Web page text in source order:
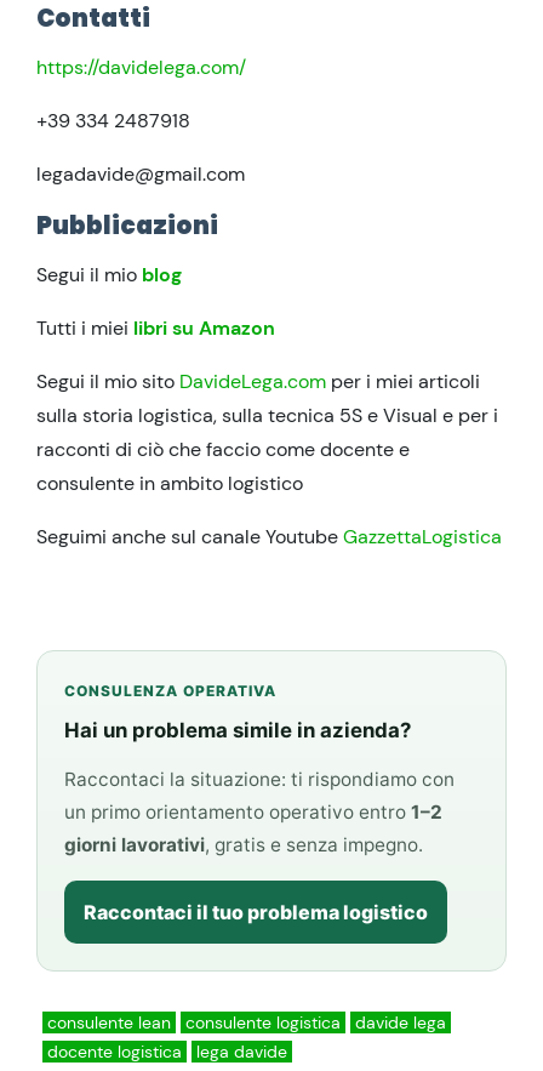
Contatti
https://davidelega.com/
+39 334 2487918
legadavide@gmail.com
Pubblicazioni
Segui il mio blog
Tutti i miei libri su Amazon
Segui il mio sito DavideLega.com per i miei articoli
sulla storia logistica, sulla tecnica 5S e Visual e per i
racconti di ciò che faccio come docente e
consulente in ambito logistico
Seguimi anche sul canale YoutubeGazzettaLogistica
CONSULENZA OPERATIVA
Hai un problema simile in azienda?
Raccontaci la situazione: ti rispondiamo con
un primo orientamento operativo entro1–2
giorni lavorativi, gratis e senza impegno.
Raccontaci il tuo problema logistico
consulente lean consulente logistica
davide lega
docente logistica
lega davide